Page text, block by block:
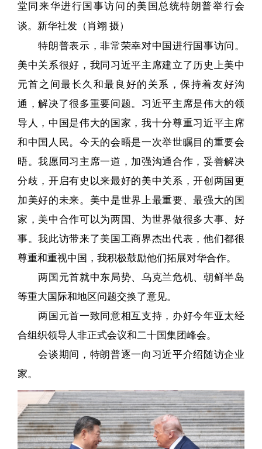
堂同来华进行国事访问的美国总统特朗普举行会
谈。新华社发（肖翊 摄）
特朗普表示，非常荣幸对中国进行国事访问。
美中关系很好，我同习近平主席建立了历史上美中
元首之间最长久和最良好的关系，保持着友好沟
通，解决了很多重要问题。习近平主席是伟大的领
导人，中国是伟大的国家，我十分尊重习近平主席
和中国人民。今天的会晤是一次举世瞩目的重要会
晤。我愿同习主席一道，加强沟通合作，妥善解决
分歧，开启有史以来最好的美中关系，开创两国更
加美好的未来。美中是世界上最重要、最强大的国
家，美中合作可以为两国、为世界做很多大事、好
事。我此访带来了美国工商界杰出代表，他们都很
尊重和重视中国，我积极鼓励他们拓展对华合作。
两国元首就中东局势、乌克兰危机、朝鲜半岛
等重大国际和地区问题交换了意见。
两国元首一致同意相互支持，办好今年亚太经
合组织领导人非正式会议和二十国集团峰会。
会谈期间，特朗普逐一向习近平介绍随访企业
家。